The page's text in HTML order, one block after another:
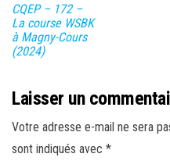
CQEP – 172 –
La course WSBK
à Magny-Cours
(2024)
Laisser un
Votre adresse e-mail ne sera
sont indiqués avec *